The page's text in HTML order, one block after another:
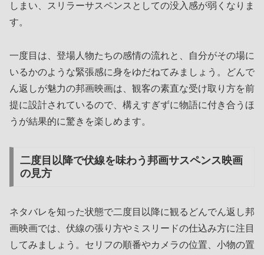
しまい、スリラーサスペンスとしての没入感が弱くなりま
す。
一度目は、登場人物たちの感情の流れと、自分がその場に
いるかのような緊張感に身をゆだねてみましょう。どんで
ん返しが魅力の邦画映画は、観客の素直な受け取り方を前
提に設計されているので、構えすぎずに物語に付き合うほ
うが結果的に驚きを楽しめます。
二度目以降で伏線を味わう邦画サスペンス映画
の見方
ネタバレを知った状態で二度目以降に観るどんでん返し邦
画映画では、伏線の張り方やミスリードの仕込み方に注目
してみましょう。セリフの順番やカメラの位置、小物の置